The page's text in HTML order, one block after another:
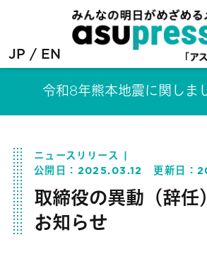
JP EN
令和8年熊本地震に関しま
ニュースリリース
公開日： 2025.03.12 更新日：
取締役の異動（辞任
お知らせ